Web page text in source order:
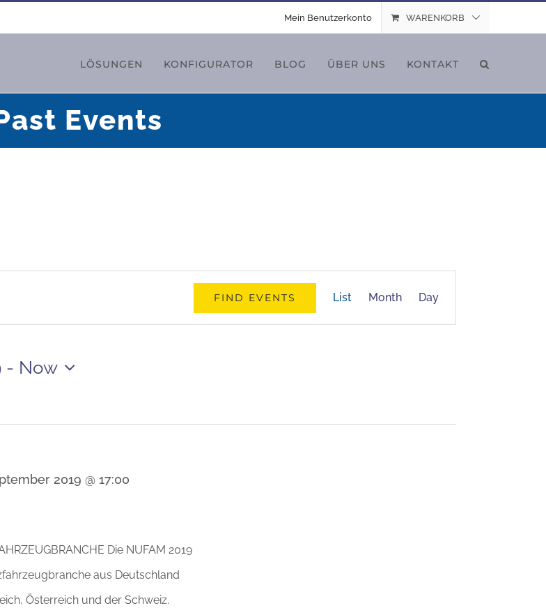
Mein Benutzerkonto WARENKORB
LÖSUNGEN KONFIGURATOR BLOG ÜBER UNS KONTAKT
Events
FIND EVENTS List Month Day
- Now
2019 @ 17:00
Die NUFAM 2019
aus Deutschland
Österreich und der Schweiz.